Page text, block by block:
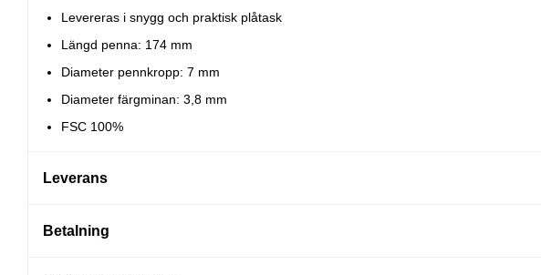
Levereras i snygg och praktisk plåtask
Längd penna: 174 mm
Diameter pennkropp: 7 mm
Diameter färgminan: 3,8 mm
FSC 100%
Leverans
Betalning